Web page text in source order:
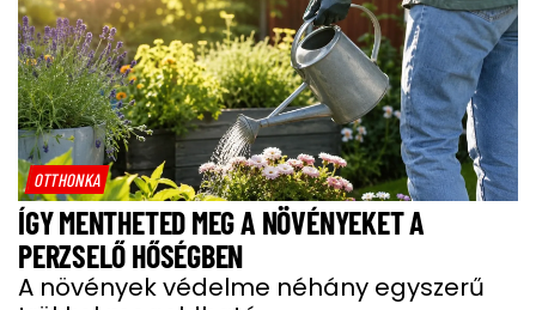
OTTHONKA
ÍGY MENTHETED MEG A NÖVÉNYEKET A
PERZSELŐ HŐSÉGBEN
A növények védelme néhány egyszerű